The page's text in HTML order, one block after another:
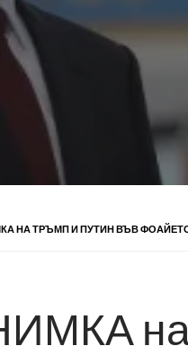
НА ТРЪМП И ПУТИН ВЪВ